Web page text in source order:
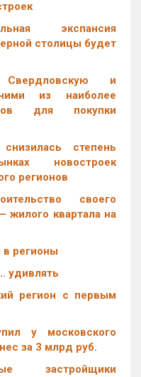
экспансия
столицы будет
и
из наиболее
для покупки
степень
новостроек
регионов
своего
жилого квартала на
в регионы
удивлять
регион с первым
у московского
за 3 млрд руб.
застройщики